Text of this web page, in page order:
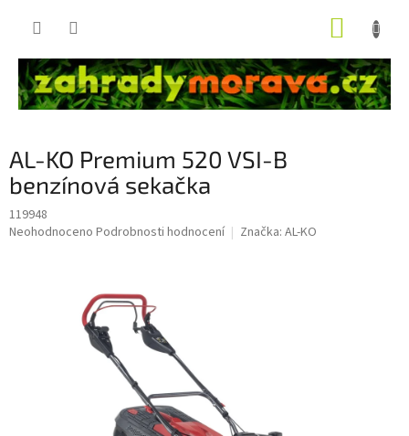
AL-KO Premium 520 VSI-B
benzínová sekačka
119948
Průměrné
Neohodnoceno Podrobnosti hodnocení Značka: AL-KO